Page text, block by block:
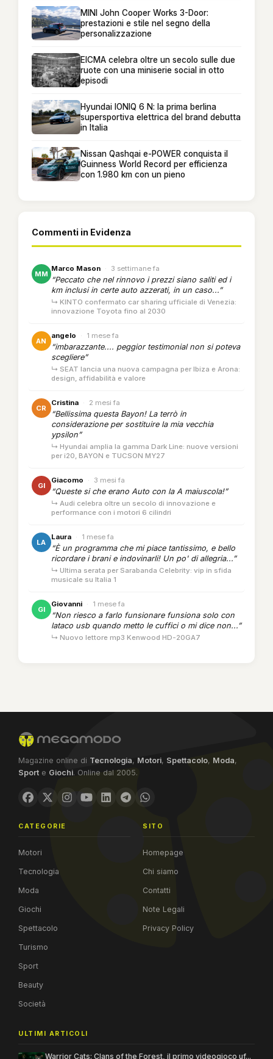
MINI John Cooper Works 3-Door:
prestazioni e stile nel segno della
personalizzazione
EICMA celebra oltre un secolo sulle due
ruote con una miniserie social in otto
episodi
Hyundai IONIQ 6 N: la prima berlina
supersportiva elettrica del brand debutta
in Italia
Nissan Qashqai e-POWER conquista il
Guinness World Record per efficienza
con 1.980 km con un pieno
Commenti in Evidenza
MM
Marco Mason · 3 settimane fa
“Peccato che nel rinnovo i prezzi siano saliti ed i
km inclusi in certe auto azzerati, in un caso...”
↳ KINTO confermato car sharing ufficiale di Venezia:
innovazione Toyota fino al 2030
AN
angelo · 1 mese fa
“imbarazzante.... peggior testimonial non si poteva
scegliere”
↳ SEAT lancia una nuova campagna per Ibiza e Arona:
design, affidabilità e valore
CR
Cristina · 2 mesi fa
“Bellissima questa Bayon! La terrò in
considerazione per sostituire la mia vecchia
ypsilon”
↳ Hyundai amplia la gamma Dark Line: nuove versioni
per i20, BAYON e TUCSON MY27
GI
Giacomo · 3 mesi fa
“Queste si che erano Auto con la A maiuscola!”
↳ Audi celebra oltre un secolo di innovazione e
performance con i motori 6 cilindri
LA
Laura · 1 mese fa
“È un programma che mi piace tantissimo, e bello
ricordare i brani e indovinarli! Un po' di allegria...”
↳ Ultima serata per Sarabanda Celebrity: vip in sfida
musicale su Italia 1
GI
Giovanni · 1 mese fa
“Non riesco a farlo funsionare funsiona solo con
lataco usb quando metto le cuffici o mi dice non...”
↳ Nuovo lettore mp3 Kenwood HD-20GA7
Magazine online di Tecnologia, Motori, Spettacolo, Moda,
Sport e Giochi. Online dal 2005.
CATEGORIE
Motori
Tecnologia
Moda
Giochi
Spettacolo
Turismo
Sport
Beauty
Società
SITO
Homepage
Chi siamo
Contatti
Note Legali
Privacy Policy
ULTIMI ARTICOLI
Warrior Cats: Clans of the Forest, il primo videogioco uf...